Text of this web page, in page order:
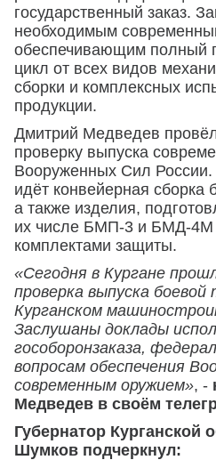
государственный заказ.
необходимым
обеспечивающим полный
цикл от всех видов
сборки и комплексных
продукции.
Дмитрий Медведев
проверку выпуска
Вооруженных Сил России.
идёт конвейерная
а также изделия,
их числе БМП-3 и БМД-4М
комплектами защиты.
«Сегодня в Кургане
проверка выпуска боевой
Курганском
Заслушаны доклады
гособоронзаказа,
вопросам обеспечения
современным оружием», -
Медведев в своём
Губернатор Курганской
Шумков подчеркнул: